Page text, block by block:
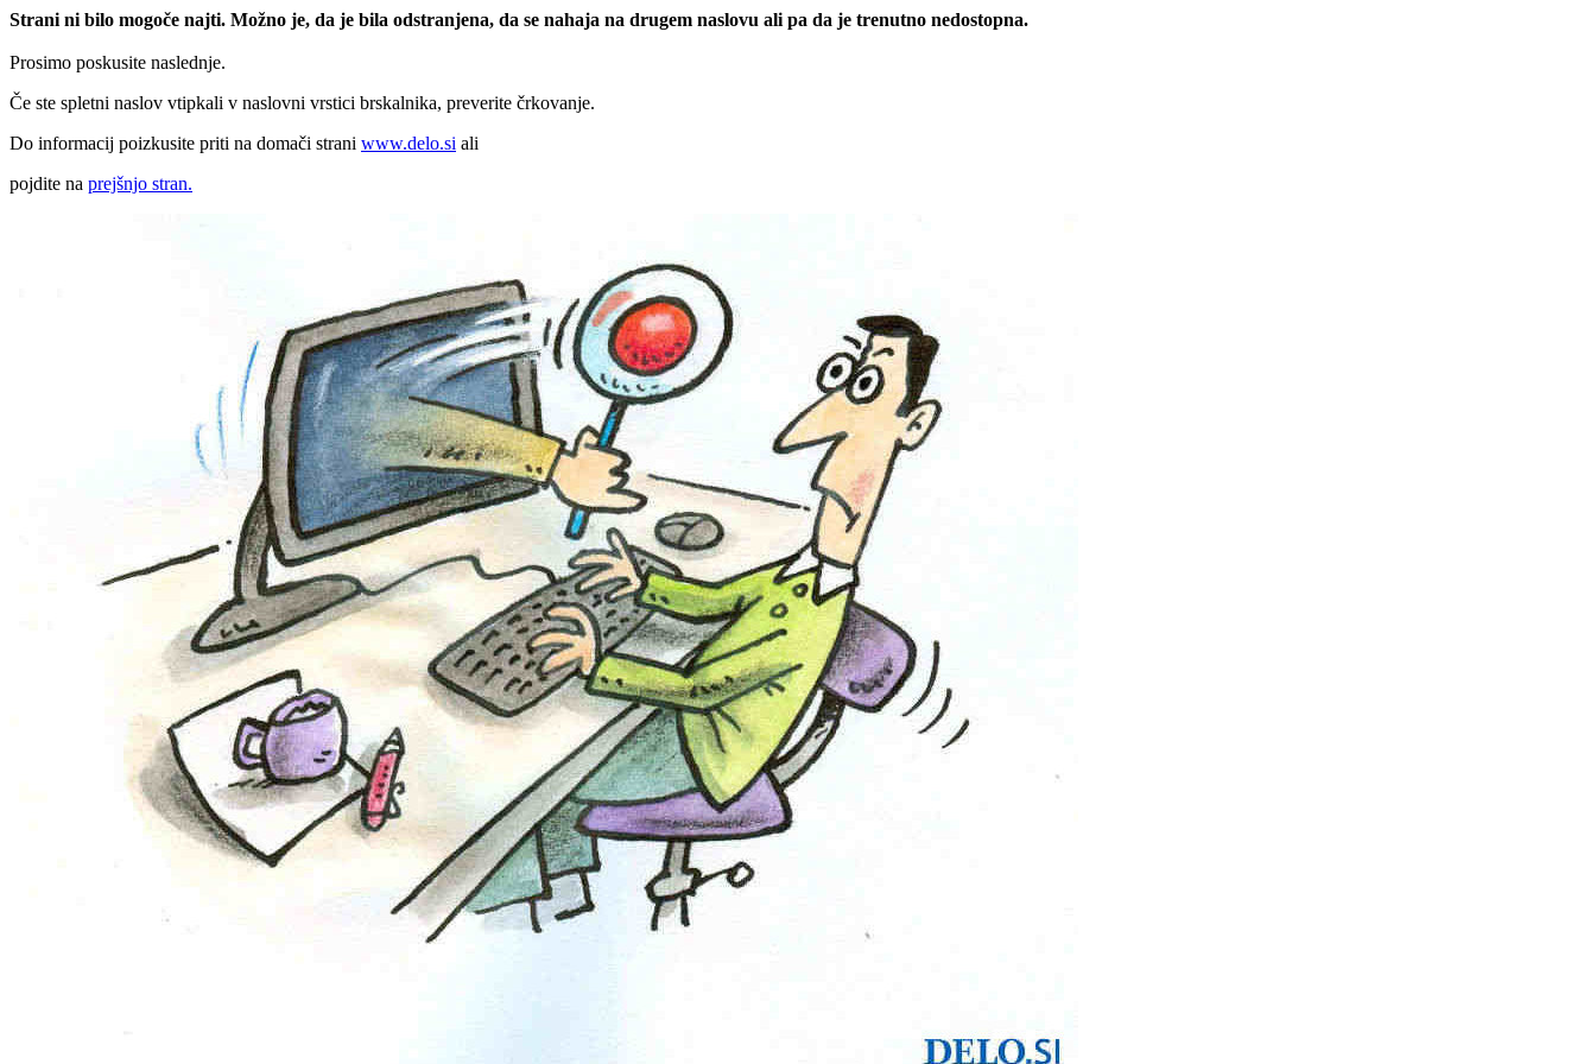
Strani ni bilo mogoče najti. Možno je, da je bila odstranjena, da se nahaja na drugem naslovu ali pa da je trenutno nedostopna.
Prosimo poskusite naslednje.
Če ste spletni naslov vtipkali v naslovni vrstici brskalnika, preverite črkovanje.
Do informacij poizkusite priti na domači strani www.delo.si ali
pojdite na prejšnjo stran.